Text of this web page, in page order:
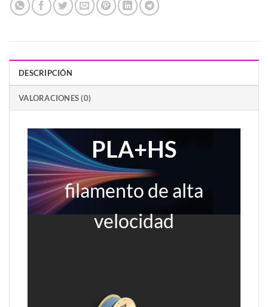
DESCRIPCIÓN
VALORACIONES (0)
PLA+HS
filamento de alta
velocidad